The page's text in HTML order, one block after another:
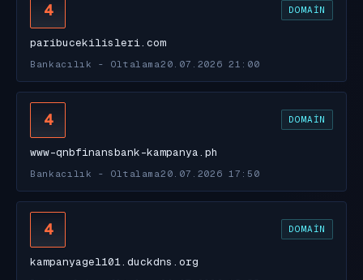
4 DOMAIN
paribucekilisleri.com
Bankacılık - Oltalama20.07.2026 21:00
4 DOMAIN
www-qnbfinansbank-kampanya.ph
Bankacılık - Oltalama20.07.2026 17:50
4 DOMAIN
kampanyagel101.duckdns.org